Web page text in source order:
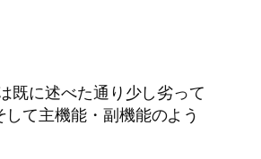
既に述べた通り少し劣って
て主機能・副機能のよう